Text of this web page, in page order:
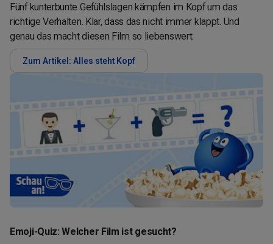
Fünf kunterbunte Gefühlslagen kämpfen im Kopf um das
richtige Verhalten. Klar, dass das nicht immer klappt. Und
genau das macht diesen Film so liebenswert.
Zum Artikel: Alles steht Kopf
Emoji-Quiz: Welcher Film ist gesucht?